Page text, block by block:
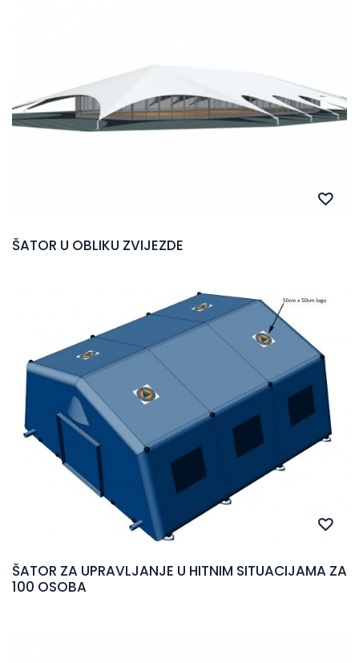
ŠATOR U OBLIKU ZVIJEZDE
ŠATOR ZA UPRAVLJANJE U HITNIM SITUACIJAMA ZA
100 OSOBA